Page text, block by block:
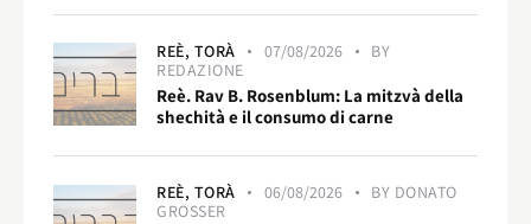
REÈ, TORÀ 07/08/2026
BY
REDAZIONE
Reè. Rav B. Rosenblum: La mitzvà della
shechità e il consumo di carne
REÈ, TORÀ 06/08/2026 BY DONATO
GROSSER